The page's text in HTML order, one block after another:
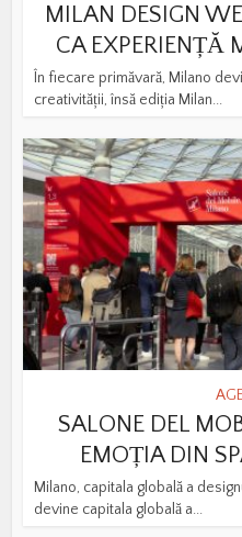
MILAN DESIGN
CA EXPERIENȚĂ
În fiecare primăvară, Milano
creativității, însă ediția Milan...
SALONE DEL
EMOȚIA DIN
Milano, capitala globală a
devine capitala globală a...